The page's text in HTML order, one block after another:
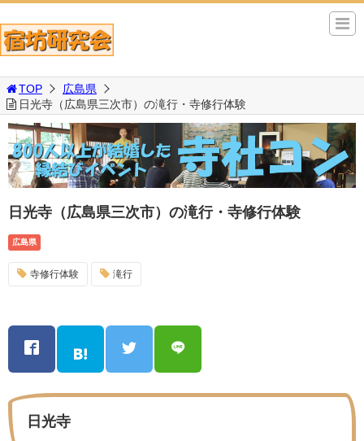
TOP
広島県
日光寺（広島県三次市）の滝行・寺修行体験
日光寺（広島県三次市）の滝行・寺修行体験
広島県
寺修行体験 滝行
日光寺